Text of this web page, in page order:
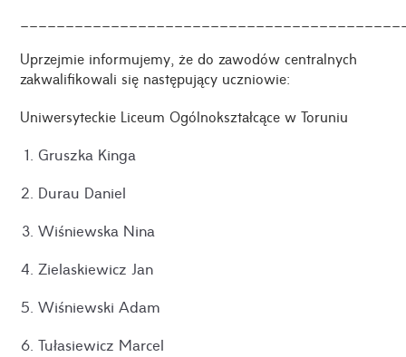
Uprzejmie informujemy, że do zawodów centralnych
zakwalifikowali się następujący uczniowie:
Uniwersyteckie Liceum Ogólnokształcące w Toruniu
Gruszka Kinga
Durau Daniel
Wiśniewska Nina
Zielaskiewicz Jan
Wiśniewski Adam
Tułasiewicz Marcel